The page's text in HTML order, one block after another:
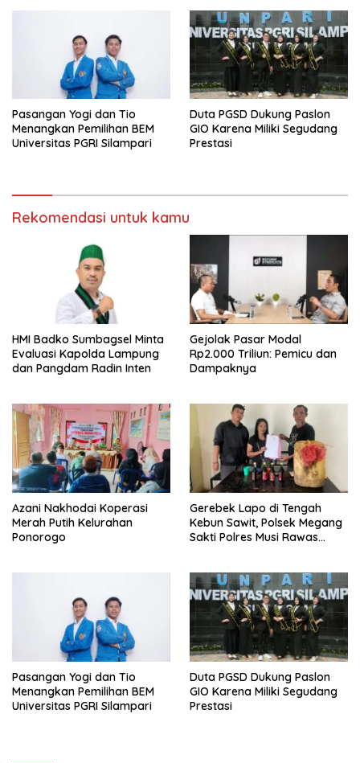
Pasangan Yogi dan Tio
Menangkan Pemilihan BEM
Universitas PGRI Silampari
Duta PGSD Dukung Paslon
GIO Karena Miliki Segudang
Prestasi
Rekomendasi untuk kamu
HMI Badko Sumbagsel Minta
Evaluasi Kapolda Lampung
dan Pangdam Radin Inten
Gejolak Pasar Modal
Rp2.000 Triliun: Pemicu dan
Dampaknya
Azani Nakhodai Koperasi
Merah Putih Kelurahan
Ponorogo
Gerebek Lapo di Tengah
Kebun Sawit, Polsek Megang
Sakti Polres Musi Rawas
Pasangan Yogi dan Tio
Menangkan Pemilihan BEM
Universitas PGRI Silampari
Duta PGSD Dukung Paslon
GIO Karena Miliki Segudang
Prestasi